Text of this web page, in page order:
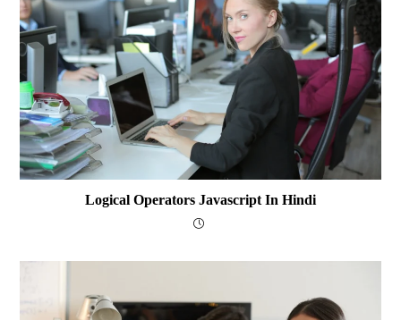
Logical Operators Javascript In Hindi